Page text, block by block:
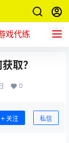
戏代练 新游推
取？
0
关注 私信